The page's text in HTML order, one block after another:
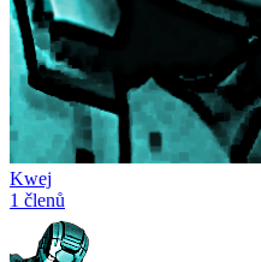
Kwej
1 členů